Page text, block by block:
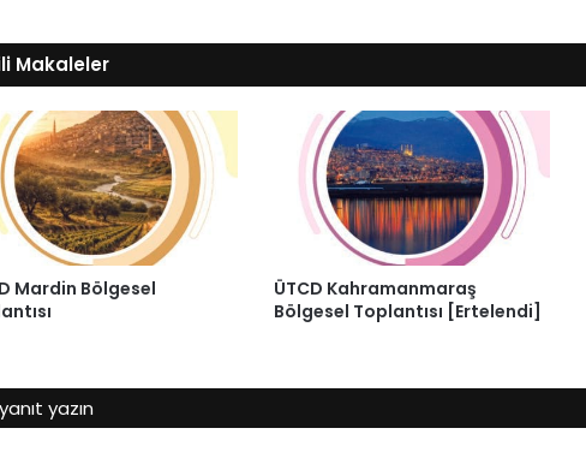
Makaleler
Mardin Bölgesel
ÜTCD Kahramanmaraş
Bölgesel Toplantısı [Ertelendi]
yazın